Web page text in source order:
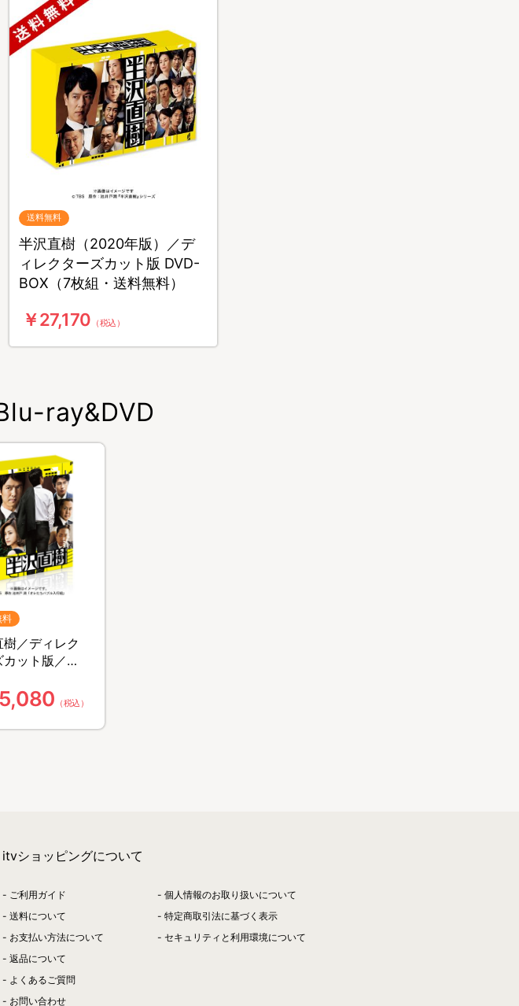
送料無料
半沢直樹（2020年版）／デ
ィレクターズカット版 DVD-
BOX（7枚組・送料無料）
￥27,170 （税込）
ray&DVD
料
樹／ディレク
カット版／
料）
（税込）
itvショッピングについて
ご利用ガイド
送料について
お支払い方法について
返品について
よくあるご質問
お問い合わせ
個人情報のお取り扱いについて
特定商取引法に基づく表示
セキュリティと利用環境について